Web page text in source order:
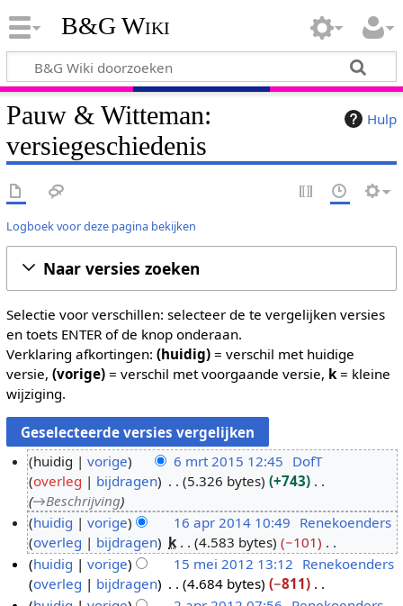
B&G Wiki
Hulp
Pauw & Witteman:
versiegeschiedenis
Logboek voor deze pagina bekijken
Naar versies zoeken
Selectie voor verschillen: selecteer de te vergelijken versies
en toets ENTER of de knop onderaan.
Verklaring afkortingen: (huidig)= verschil met huidige
versie, (vorige)= verschil met voorgaande versie, k= kleine
wijziging.
2
huidig vorige 6 mrt 2015 12:45 DofT
overleg
bijdragen 5.326 bytes
+743
→Beschrijving
6
huidig vorige 16 apr 2014 10:49 Renekoenders
overleg
bijdragen k 4.583 bytes
−101
G
e
e
huidig vorige 15 mei 2012 13:12 Renekoenders
overleg
bijdragen 4.684 bytes
−811